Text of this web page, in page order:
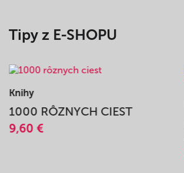
Tipy z E-SHOPU
Knihy
1000 RÔZNYCH CIEST
9,60 €